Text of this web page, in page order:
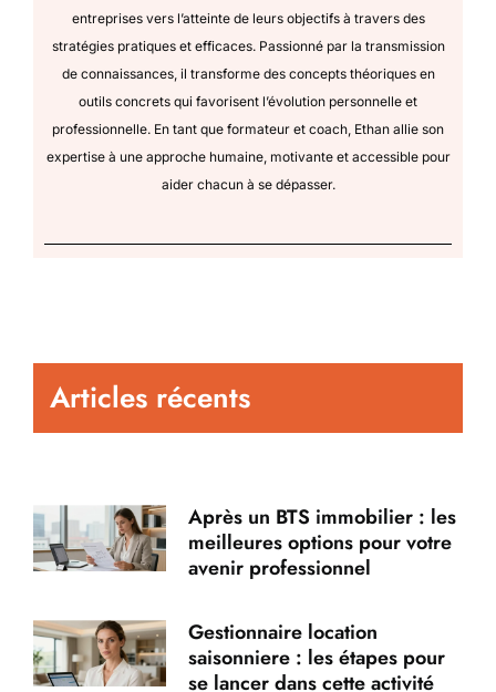
entreprises vers l’atteinte de leurs objectifs à travers des
stratégies pratiques et efficaces. Passionné par la transmission
de connaissances, il transforme des concepts théoriques en
outils concrets qui favorisent l’évolution personnelle et
professionnelle. En tant que formateur et coach, Ethan allie son
expertise à une approche humaine, motivante et accessible pour
aider chacun à se dépasser.
Articles récents
Après un BTS immobilier : les
meilleures options pour votre
avenir professionnel
Gestionnaire location
saisonniere : les étapes pour
se lancer dans cette activité